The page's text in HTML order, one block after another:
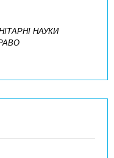
НАУКИ